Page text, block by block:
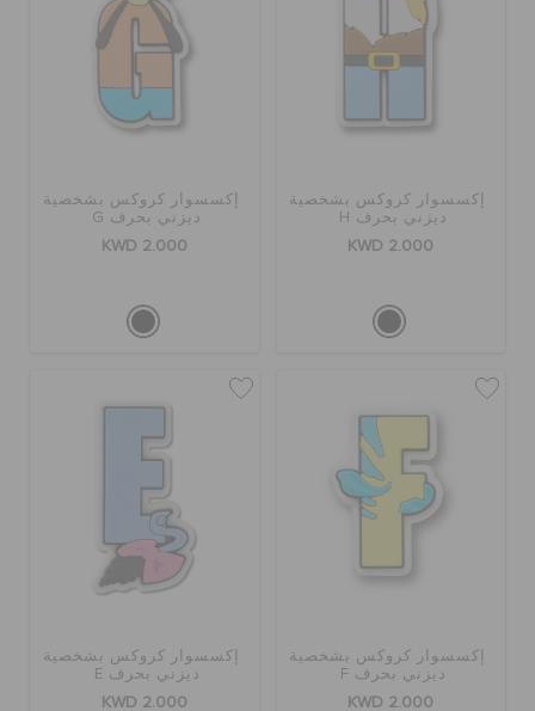
إكسسوار كروكس بشخصية
ديزني بحرف H
KWD 2.000
إكسسوار كروكس بشخصية
ديزني بحرف G
KWD 2.000
إكسسوار كروكس بشخصية
ديزني بحرف F
KWD 2.000
إكسسوار كروكس بشخصية
ديزني بحرف E
KWD 2.000